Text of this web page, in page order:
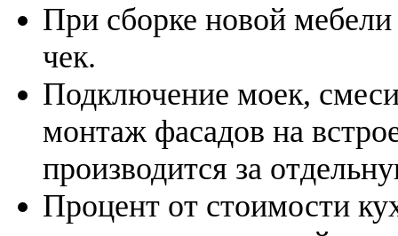
При сборке новой
чек.
Подключение моек,
монтаж фасадов на
производится за
Процент от стоимости